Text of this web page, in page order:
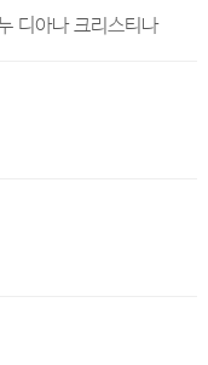
디아나 크리스티나